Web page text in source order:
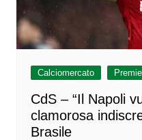
Calciomercato
CdS – “Il Napoli
clamorosa
Brasile